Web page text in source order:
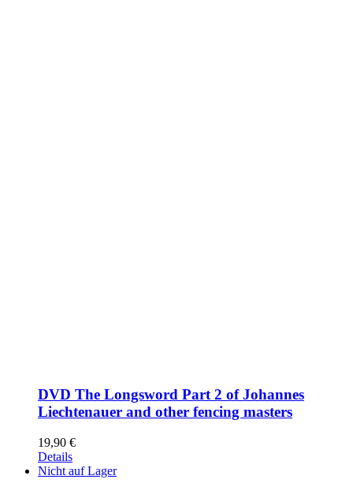
DVD The Longsword Part 2 of Johannes
Liechtenauer and other fencing masters
19,90 €
Details
Nicht auf Lager